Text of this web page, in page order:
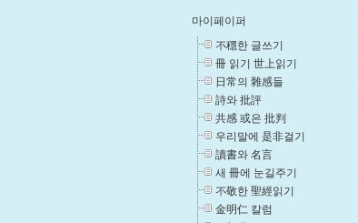
마이페이퍼
不穩한 글쓰기
冊 읽기 世上읽기
日常의 雜感들
詩와 批評
共感 或은 批判
우리말에 是非걸기
讀書와 名言
새 冊에 눈길주기
不敬한 聖經읽기
金明仁 칼럼